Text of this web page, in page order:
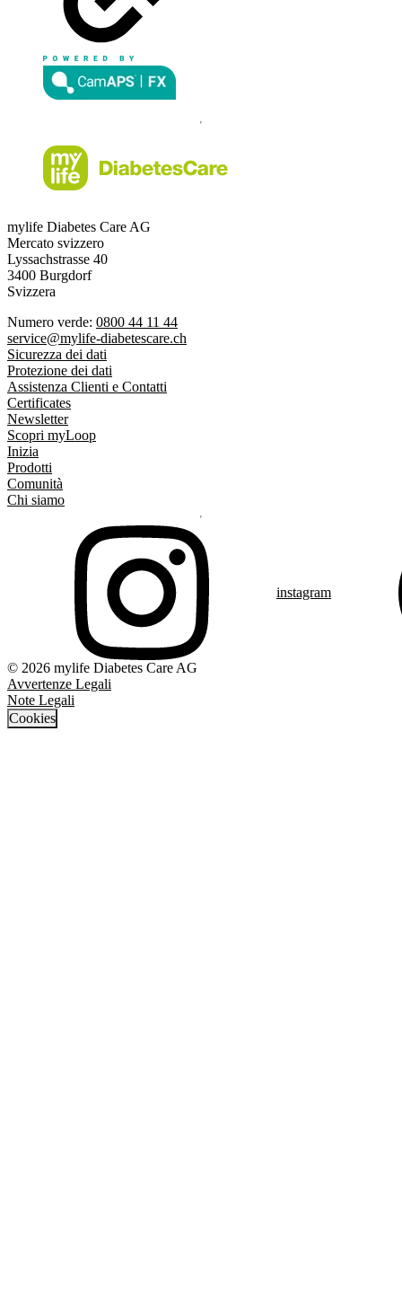
mylife Diabetes Care AG
Mercato svizzero
Lyssachstrasse 40
3400 Burgdorf
Svizzera
Numero verde: 0800 44 11 44
service@mylife-diabetescare.ch
Sicurezza dei dati
Protezione dei dati
Assistenza Clienti e Contatti
Certificates
Newsletter
Scopri myLoop
Inizia
Prodotti
Comunità
Chi siamo
instagram
© 2026 mylife Diabetes Care AG
Avvertenze Legali
Note Legali
Cookies